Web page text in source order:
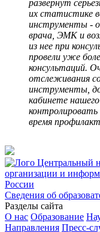
развернут
их статистике
инструменты -
врача, ЭМК и
из нее при
провели уже
консультаций.
отслеживания
инструменты,
кабинете
контролировать
время
Центральный
организации и
России
Сведения об
Разделы сайта
О нас Образование
Направления Пресс-